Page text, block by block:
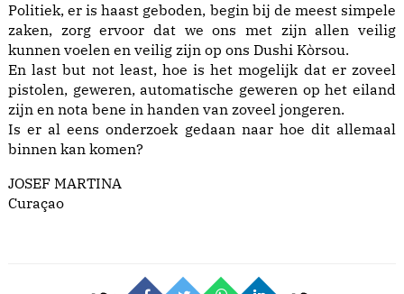
Politiek, er is haast geboden, begin bij de meest simpele
zaken, zorg ervoor dat we ons met zijn allen veilig
kunnen voelen en veilig zijn op ons Dushi Kòrsou.
En last but not least, hoe is het mogelijk dat er zoveel
pistolen, geweren, automatische geweren op het eiland
zijn en nota bene in handen van zoveel jongeren.
Is er al eens onderzoek gedaan naar hoe dit allemaal
binnen kan komen?
JOSEF MARTINA
Curaçao